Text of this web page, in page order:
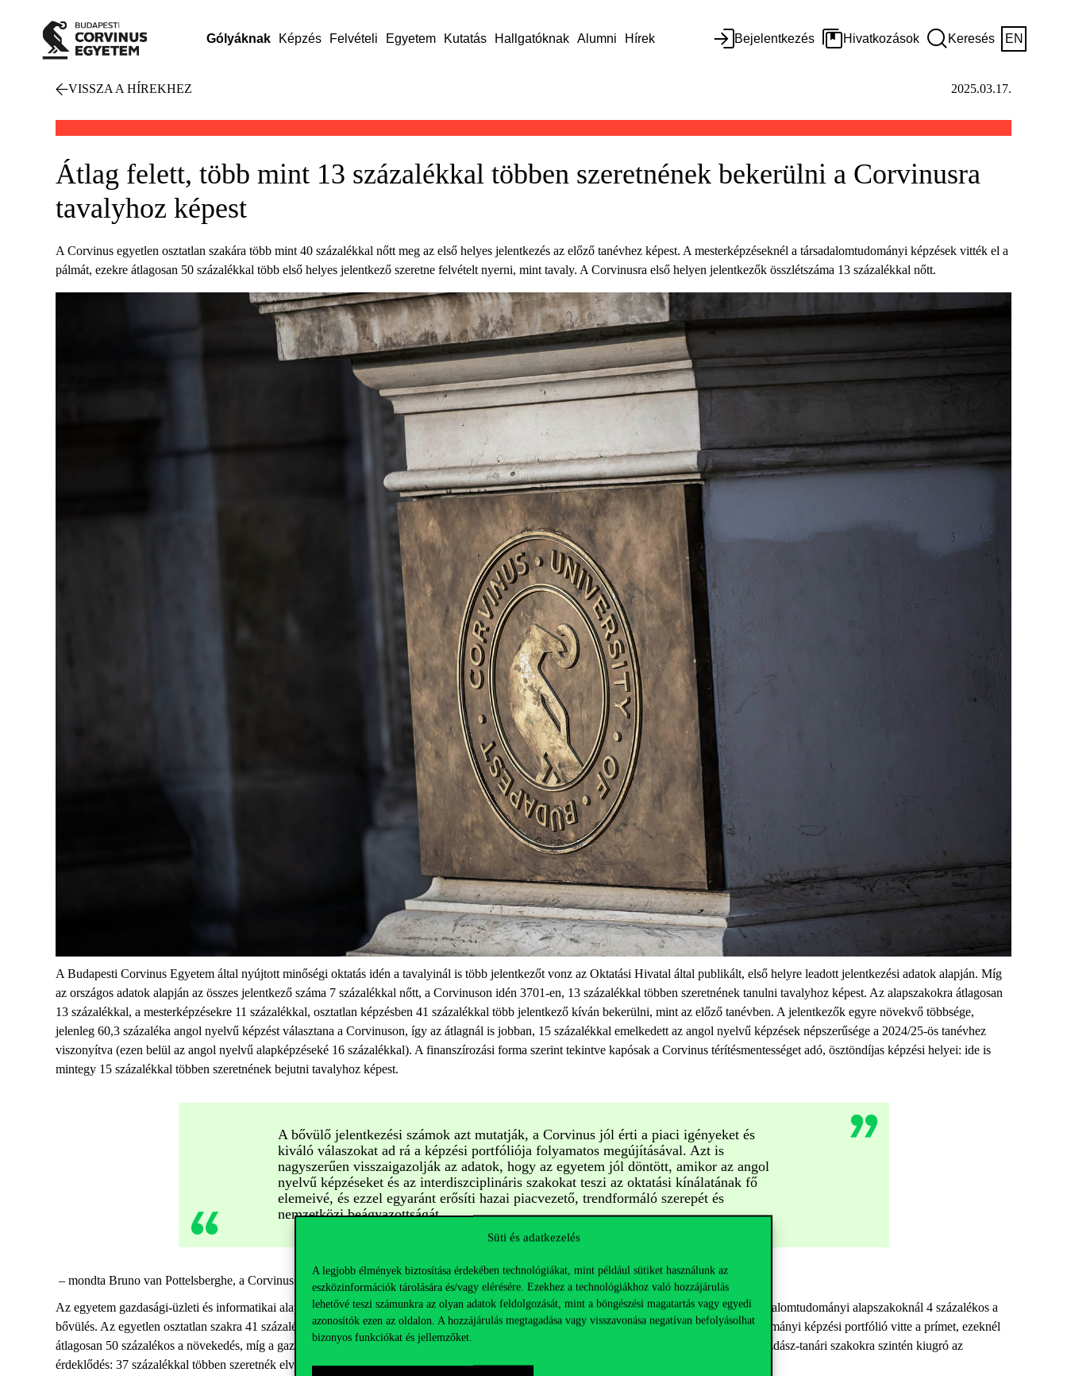
Süti és adatkezelés
A legjobb élmények biztosítása érdekében technológiákat, mint például sütiket használunk az
eszközinformációk tárolására és/vagy elérésére. Ezekhez a technológiákhoz való hozzájárulás
lehetővé teszi számunkra az olyan adatok feldolgozását, mint a böngészési magatartás vagy egyedi
azonosítók ezen az oldalon. A hozzájárulás megtagadása vagy visszavonása negatívan befolyásolhat
bizonyos funkciókat és jellemzőket.
Gólyáknak Képzés Felvételi Egyetem Kutatás Hallgatóknak Alumni Hírek Bejelentkezés Hivatkozások Keresés EN
VISSZA A HÍREKHEZ 2025.03.17.
Átlag felett, több mint 13 százalékkal többen szeretnének bekerülni a Corvinusra
tavalyhoz képest
A Corvinus egyetlen osztatlan szakára több mint 40 százalékkal nőtt meg az első helyes jelentkezés az előző tanévhez képest. A mesterképzéseknél a társadalomtudományi képzések vitték el a
pálmát, ezekre átlagosan 50 százalékkal több első helyes jelentkező szeretne felvételt nyerni, mint tavaly. A Corvinusra első helyen jelentkezők összlétszáma 13 százalékkal nőtt.
A Budapesti Corvinus Egyetem által nyújtott minőségi oktatás idén a tavalyinál is több jelentkezőt vonz az Oktatási Hivatal által publikált, első helyre leadott jelentkezési adatok alapján. Míg
az országos adatok alapján az összes jelentkező száma 7 százalékkal nőtt, a Corvinuson idén 3701-en, 13 százalékkal többen szeretnének tanulni tavalyhoz képest. Az alapszakokra átlagosan
13 százalékkal, a mesterképzésekre 11 százalékkal, osztatlan képzésben 41 százalékkal több jelentkező kíván bekerülni, mint az előző tanévben. A jelentkezők egyre növekvő többsége,
jelenleg 60,3 százaléka angol nyelvű képzést választana a Corvinuson, így az átlagnál is jobban, 15 százalékkal emelkedett az angol nyelvű képzések népszerűsége a 2024/25-ös tanévhez
viszonyítva (ezen belül az angol nyelvű alapképzéseké 16 százalékkal). A finanszírozási forma szerint tekintve kapósak a Corvinus térítésmentességet adó, ösztöndíjas képzési helyei: ide is
mintegy 15 százalékkal többen szeretnének bejutni tavalyhoz képest.
A bővülő jelentkezési számok azt mutatják, a Corvinus jól érti a piaci igényeket és
kiváló válaszokat ad rá a képzési portfóliója folyamatos megújításával. Azt is
nagyszerűen visszaigazolják az adatok, hogy az egyetem jól döntött, amikor az angol
nyelvű képzéseket és az interdiszciplináris szakokat teszi az oktatási kínálatának fő
elemeivé, és ezzel egyaránt erősíti hazai piacvezető, trendformáló szerepét és
nemzetközi beágyazottságát
– mondta Bruno van Pottelsberghe, a Corvinus rektora.
Az egyetem gazdasági-üzleti és informatikai alapképzéseire egyaránt 16-16 százalékkal többen szeretnének bekerülni tavalyhoz képest, a társadalomtudományi alapszakoknál 4 százalékos a
bővülés. Az egyetlen osztatlan szakra 41 százalékkal nőtt meg a jelentkezők száma. A mesterszakoknál viszont épp a megújított társadalomtudományi képzési portfólió vitte a prímet, ezeknél
átlagosan 50 százalékos a növekedés, míg a gazdasági és üzleti képzésekre 8 százalékkal jelentkeztek többen, mint az előző tanévben. A közgazdász-tanári szakokra szintén kiugró az
érdeklődés: 37 százalékkal többen szeretnék elvégezni.